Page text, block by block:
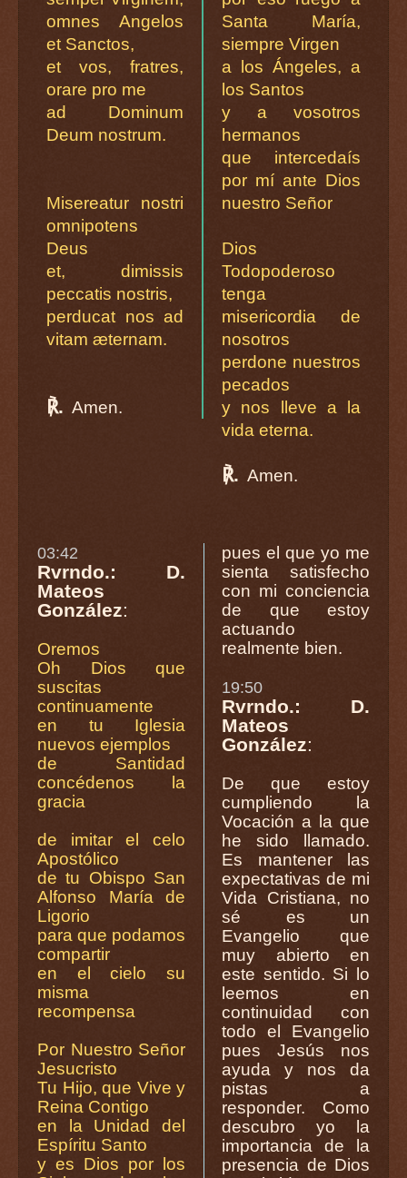
omnes Angelos
et Sanctos,
et vos, fratres,
orare pro me
ad Dominum
Deum nostrum.
Misereatur nostri
omnipotens
Deus
et, dimissis
peccatis nostris,
perducat nos ad
vitam æternam.
℟. Amen.
Santa María,
siempre Virgen
a los Ángeles, a
los Santos
y a vosotros
hermanos
que intercedaís
por mí ante Dios
nuestro Señor
Dios
Todopoderoso
tenga
misericordia de
nosotros
perdone nuestros
pecados
y nos lleve a la
vida eterna.
℟. Amen.
03:42
Rvrndo.: D.
Mateos
González:
Oremos
Oh Dios que
suscitas
continuamente
en tu Iglesia
nuevos ejemplos
de Santidad
concédenos la
gracia
de imitar el celo
Apostólico
de tu Obispo San
Alfonso María de
Ligorio
para que podamos
compartir
en el cielo su
misma
recompensa
Por Nuestro Señor
Jesucristo
Tu Hijo, que Vive y
Reina Contigo
en la Unidad del
Espíritu Santo
y es Dios por los
pues el que yo me
sienta satisfecho
con mi conciencia
de que estoy
actuando
realmente bien.
19:50
Rvrndo.: D.
Mateos
González:
De que estoy
cumpliendo la
Vocación a la que
he sido llamado.
Es mantener las
expectativas de mi
Vida Cristiana, no
sé es un
Evangelio que
muy abierto en
este sentido. Si lo
leemos en
continuidad con
todo el Evangelio
pues Jesús nos
ayuda y nos da
pistas a
responder. Como
descubro yo la
importancia de la
presencia de Dios